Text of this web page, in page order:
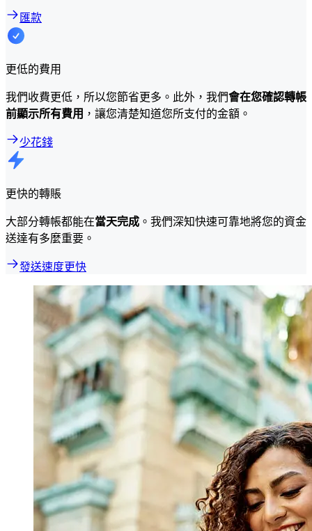
匯款
更低的費用
我們收費更低，所以您節省更多。此外，我們會在您確認轉帳
前顯示所有費用 ，讓您清楚知道您所支付的金額。
少花錢
更快的轉賬
大部分轉帳都能在當天完成 。我們深知快速可靠地將您的資金
送達有多麼重要。
發送速度更快